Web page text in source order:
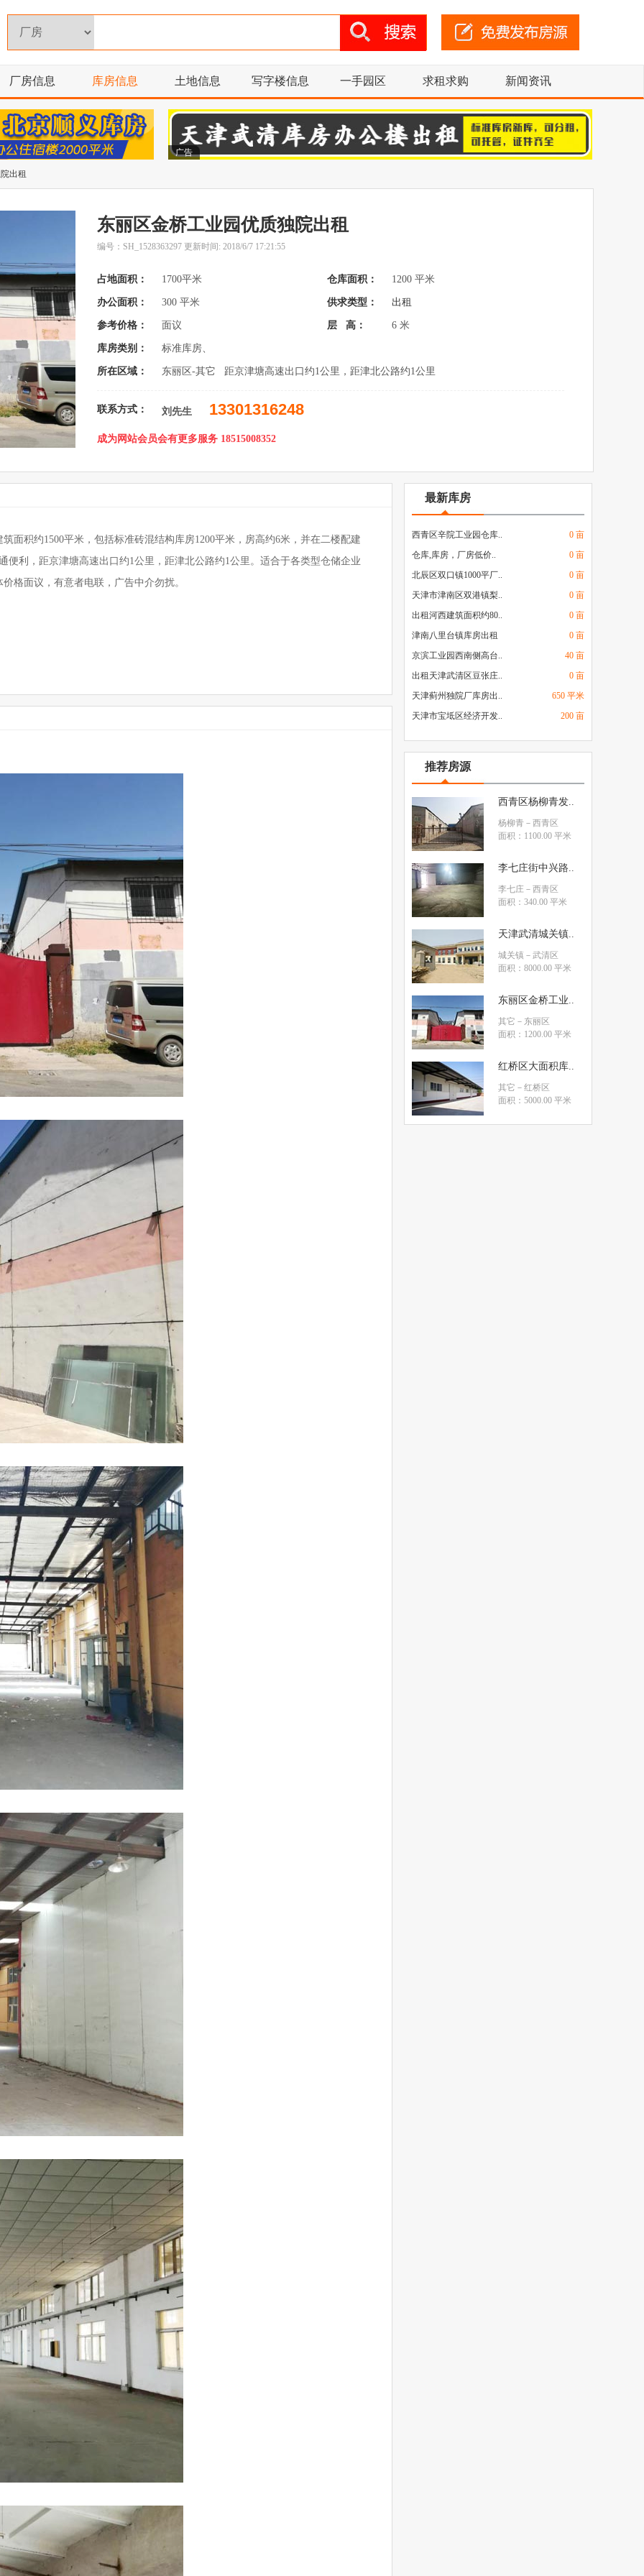
厂房信息 库房信息 土地信息 写字楼信息 一手园区 求租求购 新闻资讯
广告
出租
东丽区金桥工业园优质独院出租
编号：SH_1528363297 更新时间: 2018/6/7 17:21:55
占地面积： 1700平米 仓库面积： 1200 平米
办公面积： 300 平米 供求类型： 出租
参考价格： 面议 层 高： 6 米
库房类别： 标准库房、
所在区域： 东丽区-其它 距京津塘高速出口约1公里，距津北公路约1公里
联系方式： 刘先生 13301316248
成为网站会员会有更多服务 18515008352
面积约1500平米，包括标准砖混结构库房1200平米，房高约6米，并在二楼配建
便利，距京津塘高速出口约1公里，距津北公路约1公里。适合于各类型仓储企业
格面议，有意者电联，广告中介勿扰。
最新库房
西青区辛院工业园仓库..
0 亩
仓库,库房，厂房低价..
0 亩
北辰区双口镇1000平厂..
0 亩
天津市津南区双港镇梨..
0 亩
出租河西建筑面积约80..
0 亩
津南八里台镇库房出租
0 亩
京滨工业园西南侧高台..
40 亩
出租天津武清区豆张庄..
0 亩
天津蓟州独院厂库房出..
650 平米
天津市宝坻区经济开发..
200 亩
推荐房源
西青区杨柳青发..
杨柳青 －西青区
面积：1100.00 平米
李七庄街中兴路..
李七庄 －西青区
面积：340.00 平米
天津武清城关镇..
城关镇 －武清区
面积：8000.00 平米
东丽区金桥工业..
其它 －东丽区
面积：1200.00 平米
红桥区大面积库..
其它 －红桥区
面积：5000.00 平米